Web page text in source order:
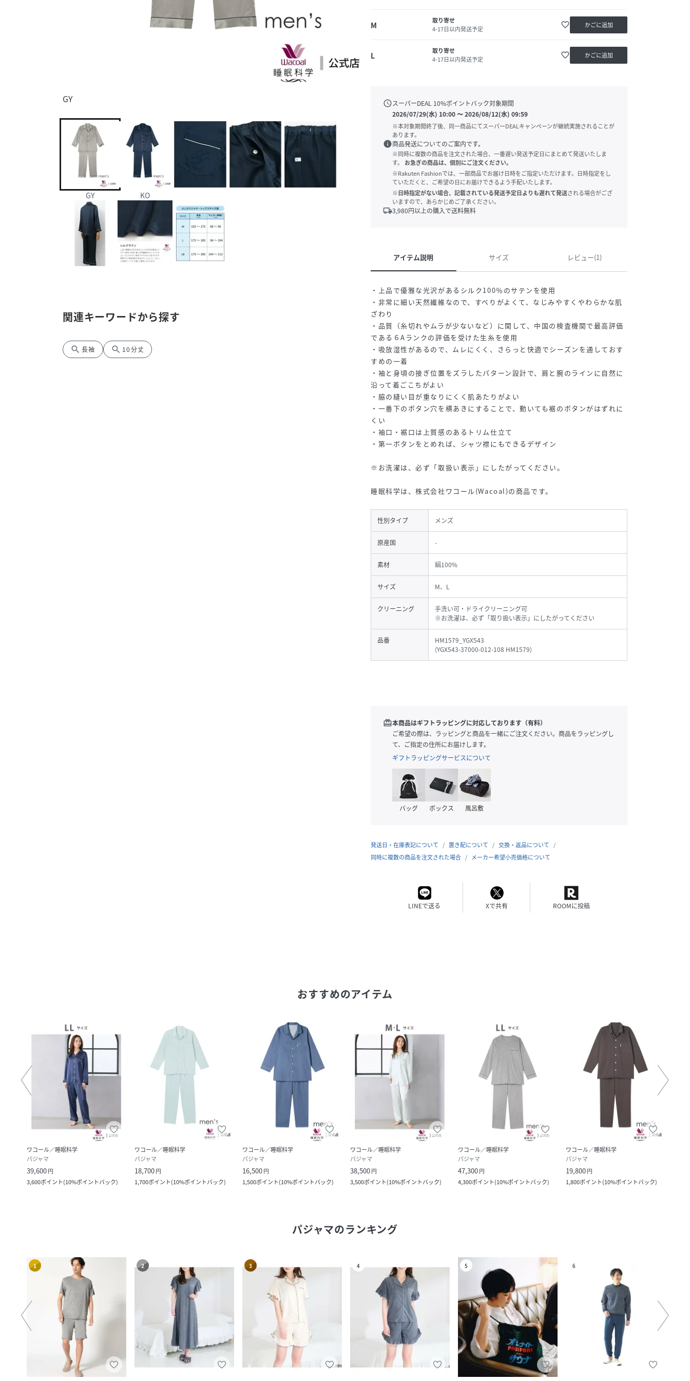
GY
GY KO
関連キーワードから探す
search 長袖 search 10分丈
M
取り寄せ
4-17日以内発送予定
favorite_border かごに追加
L
取り寄せ
4-17日以内発送予定
favorite_border かごに追加
scheduleスーパーDEAL 10%ポイントバック対象期間
2026/07/29(水) 10:00〜2026/08/12(水) 09:59
※本対象期間終了後、同一商品にてスーパーDEALキャンペーンが継続実施されることが
あります。
info商品発送についてのご案内です。
※同時に複数の商品を注文された場合、一番遅い発送予定日にまとめて発送いたしま
す。
お急ぎの商品は、個別にご注文ください。
※Rakuten Fashionでは、一部商品でお届け日時をご指定いただけます。日時指定をし
ていただくと、ご希望の日にお届けできるよう手配いたします。
※日時指定がない場合、記載されている発送予定日よりも遅れて発送される場合がござ
いますので、あらかじめご了承ください。
local_shipping3,980円以上の購入で送料無料
アイテム説明 サイズ レビュー(1)
・上品で優雅な光沢があるシルク100％のサテンを使用
・非常に細い天然繊維なので、すべりがよくて、なじみやすくやわらかな肌
ざわり
・品質（糸切れやムラが少ないなど）に関して、中国の検査機関で最高評価
である６Aランクの評価を受けた生糸を使用
・吸放湿性があるので、ムレにくく、さらっと快適でシーズンを通しておす
すめの一着
・袖と身頃の接ぎ位置をズラしたパターン設計で、肩と腕のラインに自然に
沿って着ごこちがよい
・脇の縫い目が重なりにくく肌あたりがよい
・一番下のボタン穴を横あきにすることで、動いても裾のボタンがはずれに
くい
・袖口・裾口は上質感のあるトリム仕立て
・第一ボタンをとめれば、シャツ襟にもできるデザイン
※お洗濯は、必ず「取扱い表示」にしたがってください。
睡眠科学は、株式会社ワコール(Wacoal)の商品です。
性別タイプ メンズ
原産国 -
素材 絹100%
サイズ M、L
クリーニング
手洗い可・ドライクリーニング可
※お洗濯は、必ず「取り扱い表示」にしたがってください
品番
HM1579_YGX543
(YGX543-37000-012-108 HM1579)
redeem本商品はギフトラッピングに対応しております（有料）
ご希望の際は、ラッピングと商品を一緒にご注文ください。商品をラッピングし
て、ご指定の住所にお届けします。
ギフトラッピングサービスについて
バッグ ボックス 風呂敷
発送日・在庫表記について 置き配について
交換・返品について
同時に複数の商品を注文された場合
メーカー希望小売価格について
LINEで送る Xで共有 ROOMに投稿
おすすめのアイテム
ワコール／睡眠科学
パジャマ
39,600円
3,600ポイント(10%ポイントバック)
ワコール／睡眠科学
パジャマ
18,700円
1,700ポイント(10%ポイントバック)
ワコール／睡眠科学
パジャマ
16,500円
1,500ポイント(10%ポイントバック)
ワコール／睡眠科学
パジャマ
38,500円
3,500ポイント(10%ポイントバック)
ワコール／睡眠科学
パジャマ
47,300円
4,300ポイント(10%ポイントバック)
ワコール／睡眠科学
パジャマ
19,800円
1,800ポイント(10%ポイントバック)
パジャマのランキング
1 2 3 4 5 6